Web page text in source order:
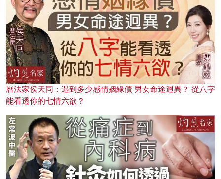
曆法家侯天同：遇到多少感情姻緣債 男女命途迥異？ 從八字
能看透你的七情六欲？